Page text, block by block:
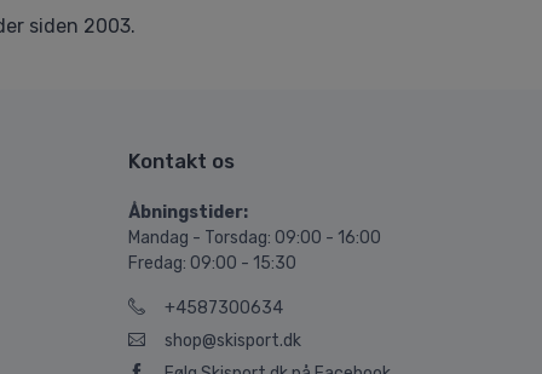
siden 2003.
Kontakt os
Åbningstider:
Mandag - Torsdag: 09:00 - 16:00
Fredag: 09:00 - 15:30
+4587300634
shop@skisport.dk